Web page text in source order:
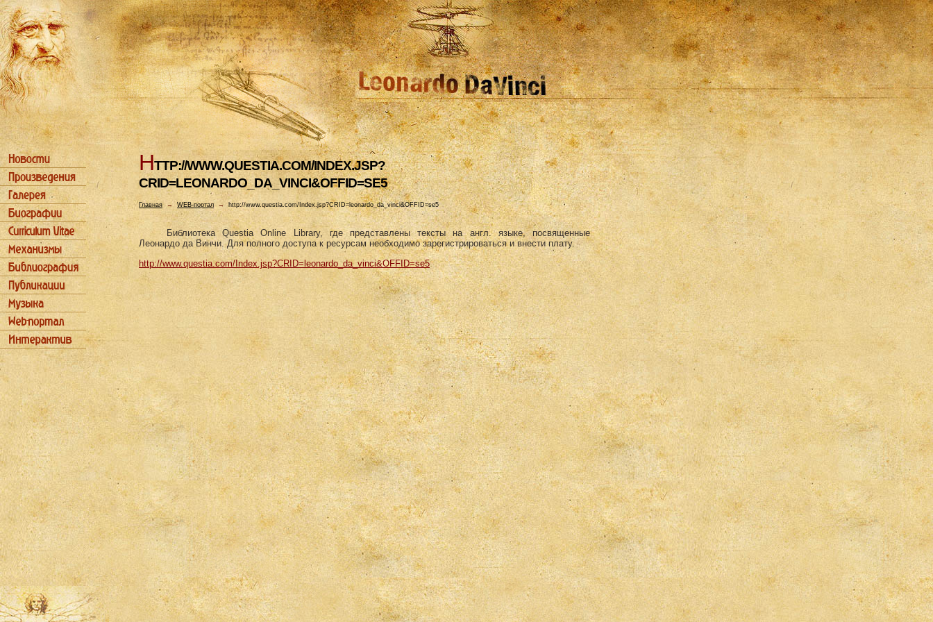
HTTP://WWW.QUESTIA.COM/INDEX.JSP?
CRID=LEONARDO_DA_VINCI&OFFID=SE5
Главная→ WEB-портал →http://www.questia.com/Index.jsp?CRID=leonardo_da_vinci&OFFID=se5
Библиотека Questia Online Library, где представлены тексты на англ. языке, посвященные
Леонардо да Винчи. Для полного доступа к ресурсам необходимо зарегистрироваться и внести плату.
http://www.questia.com/Index.jsp?CRID=leonardo_da_vinci&OFFID=se5